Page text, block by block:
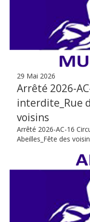
29 Mai 2026
Arrêté 2026-
interdite_Rue
voisins
Arrêté 2026-AC-16
Abeilles_Fête des